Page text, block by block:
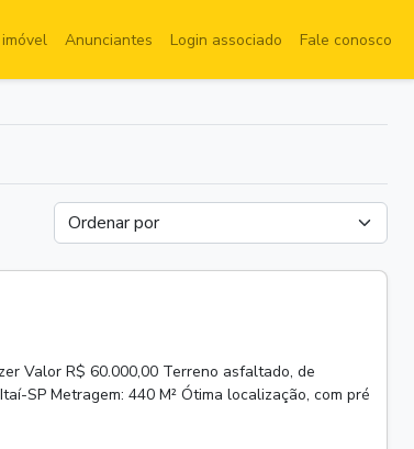
Anunciantes Login associado Fale conosco
Valor R$ 60.000,00 Terreno asfaltado, de
SP Metragem: 440 M² Ótima localização, com pré